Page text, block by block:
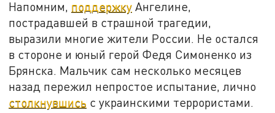
Напомним, поддержку Ангелине,
пострадавшей в страшной трагедии,
выразили многие жители России. Не остался
в стороне и юный герой Федя Симоненко из
Брянска. Мальчик сам несколько месяцев
назад пережил непростое испытание, лично
столкнувшись с украинскими террористами.